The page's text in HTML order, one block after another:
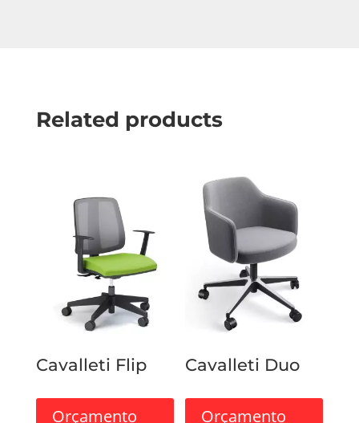
Related products
Cavalleti Flip
Orçamento
Cavalleti Duo
Orçamento